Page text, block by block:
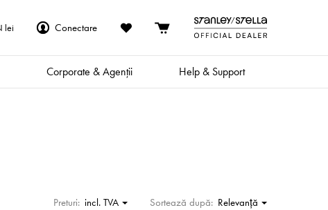
lei Conectare
Corporate & Agenții Help & Support
Preturi: incl. TVA Sortează după: Relevanţă